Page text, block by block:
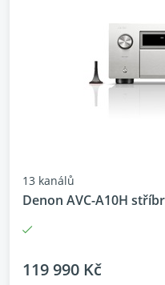
13 kanálů
Denon AVC-A10H
119 990 Kč